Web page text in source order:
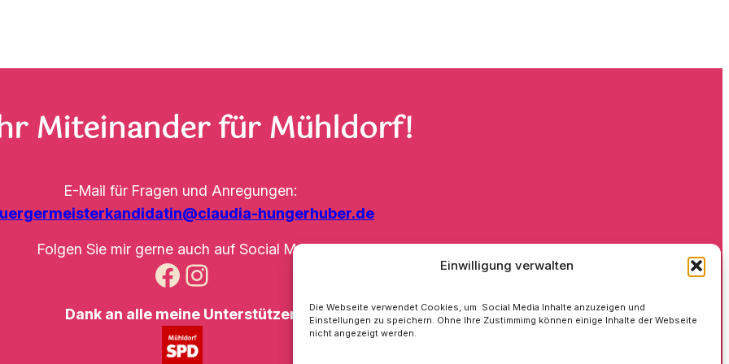
Einwilligung verwalten
Die Webseite verwendet Cookies, um Social Media Inhalte anzuzeigen und
Einstellungen zu speichern. Ohne Ihre Zustimmimg können einige Inhalte der Webseite
nicht angezeigt werden.
Miteinander für Mühldorf!
E-Mail für Fragen und Anregungen:
hungerhuber.de
Folgen Sie mir gerne auch auf Social Media:
Facebook Instagram
Dank an alle meine Unterstützer!